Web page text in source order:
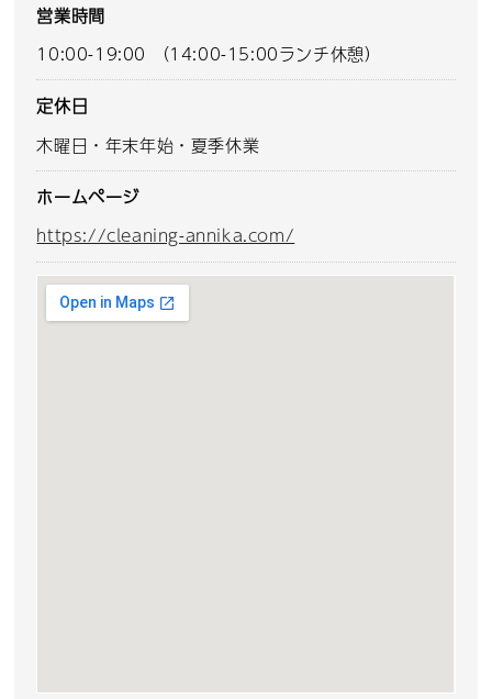
営業時間
10:00-19:00 （14:00-15:00ランチ休憩）
定休日
木曜日・年末年始・夏季休業
ホームページ
https://cleaning-annika.com/